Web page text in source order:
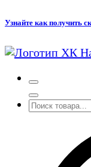
Перейти
содержимому
Узнайте как получить